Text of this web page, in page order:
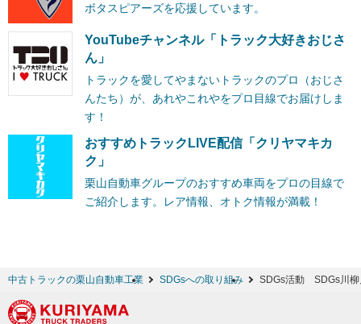
ボタスピアーズを応援しています。
YouTubeチャンネル「トラック大好きおじさ
ん」
トラックを愛してやまないトラックのプロ（おじさ
んたち）が、あれやこれやをプロ目線でお届けしま
す！
おすすめトラックLIVE配信「クリヤマキカ
ク」
栗山自動車グループのおすすめ車両をプロの目線で
ご紹介します。レア情報、オトク情報が満載！
中古トラックの栗山自動車工業 SDGsへの取り組み SDGs活動 SDGs川柳